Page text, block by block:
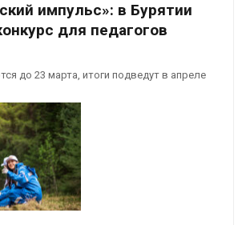
импульс»: в Бурятии
для педагогов
до 23 марта, итоги подведут в апреле